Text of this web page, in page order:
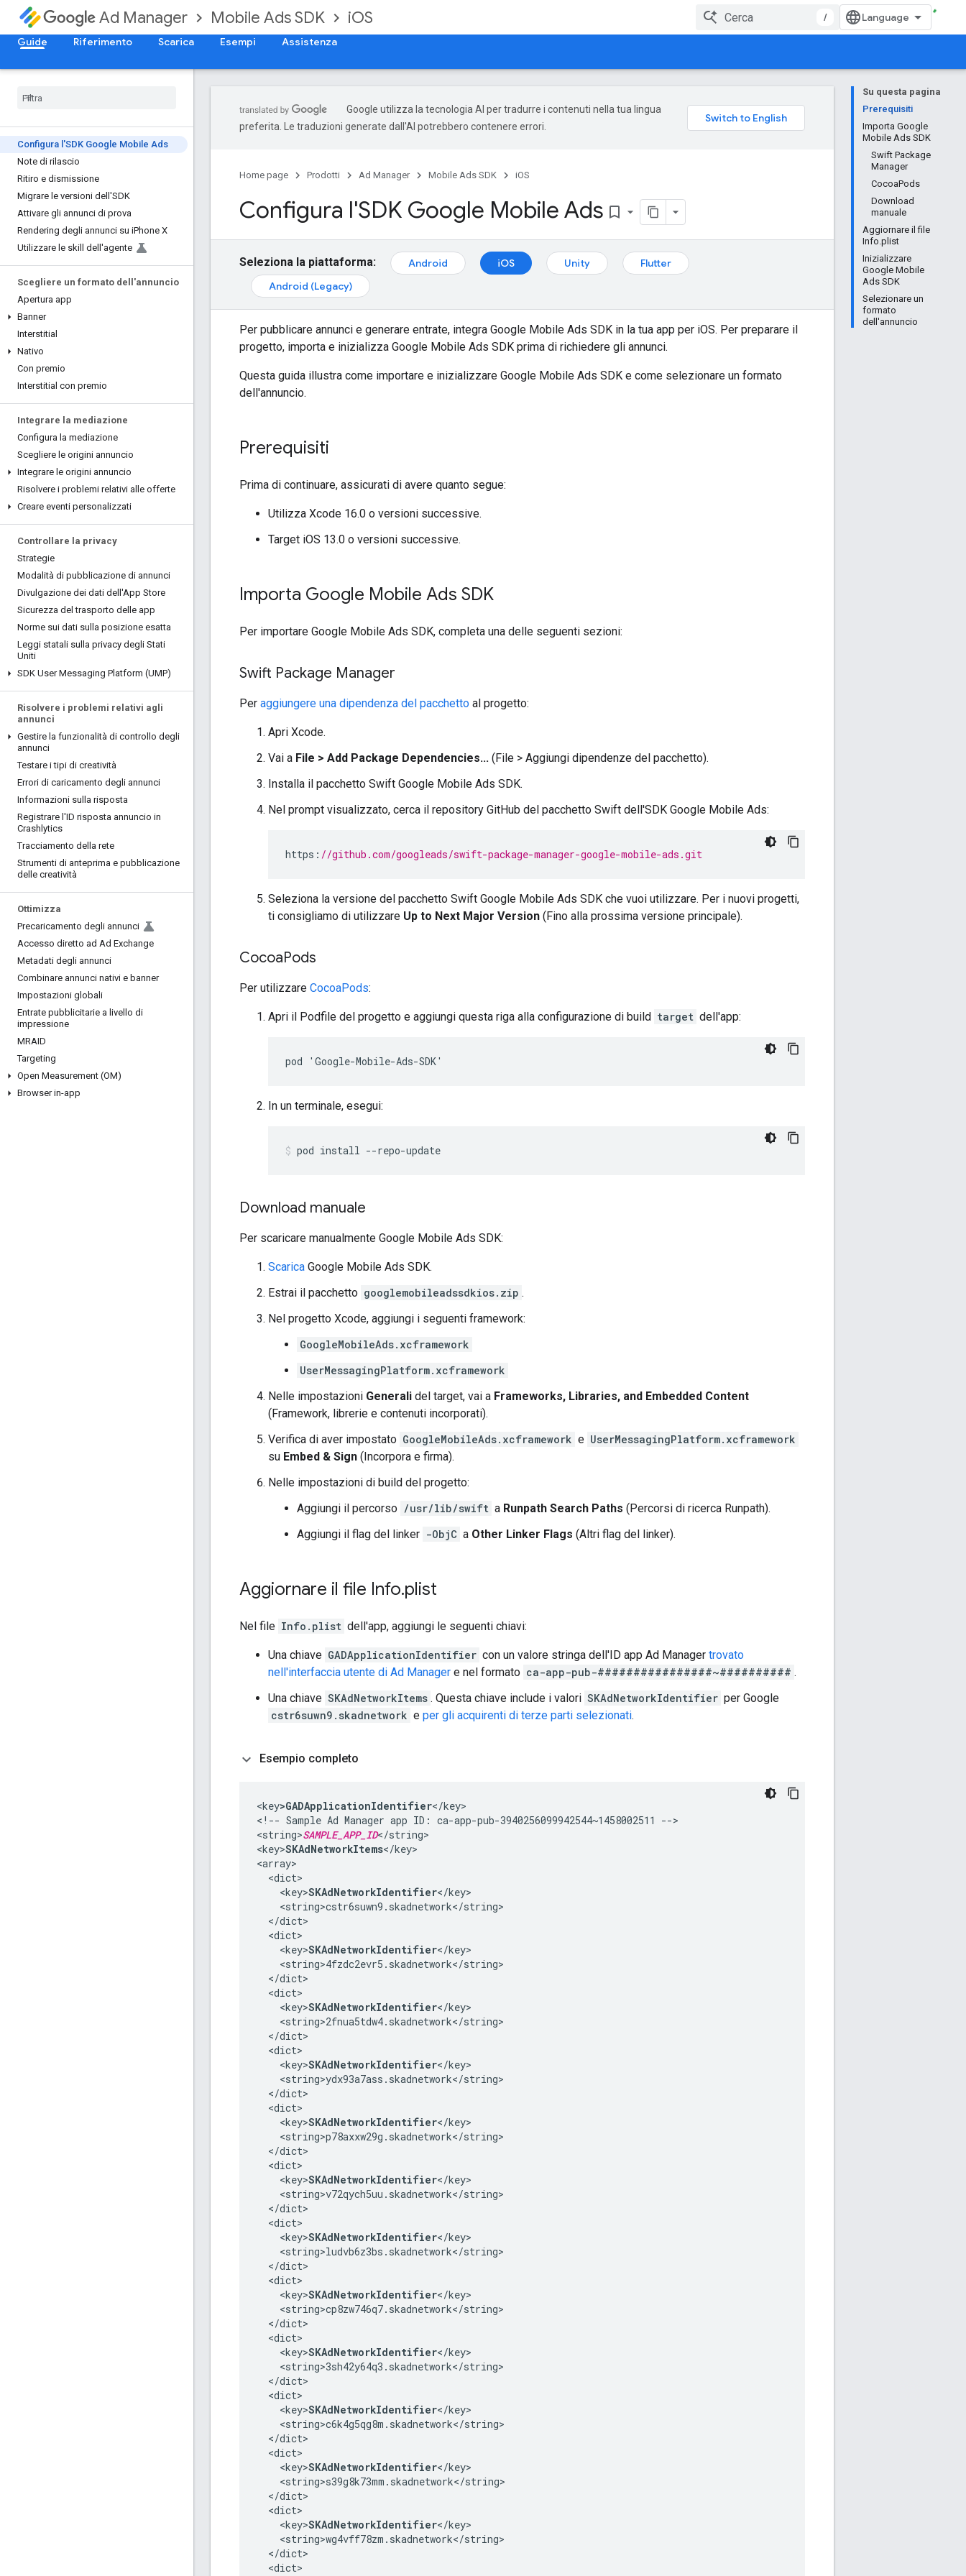
Ad Manager Mobile Ads SDK iOS
/
Guide
Riferimento Scarica Esempi Assistenza
Configura l'SDK Google Mobile Ads
Note di rilascio
Ritiro e dismissione
Migrare le versioni dell'SDK
Attivare gli annunci di prova
Rendering degli annunci su iPhone X
Utilizzare le skill dell'agente
Scegliere un formato dell'annuncio
Apertura app
Banner
Interstitial
Nativo
Con premio
Interstitial con premio
Integrare la mediazione
Configura la mediazione
Scegliere le origini annuncio
Integrare le origini annuncio
Risolvere i problemi relativi alle offerte
Creare eventi personalizzati
Controllare la privacy
Strategie
Modalità di pubblicazione di annunci
Divulgazione dei dati dell'App Store
Sicurezza del trasporto delle app
Norme sui dati sulla posizione esatta
Leggi statali sulla privacy degli Stati
Uniti
SDK User Messaging Platform (UMP)
Risolvere i problemi relativi agli
annunci
Gestire la funzionalità di controllo degli
annunci
Testare i tipi di creatività
Errori di caricamento degli annunci
Informazioni sulla risposta
Registrare l'ID risposta annuncio in
Crashlytics
Tracciamento della rete
Strumenti di anteprima e pubblicazione
delle creatività
Ottimizza
Precaricamento degli annunci
Accesso diretto ad Ad Exchange
Metadati degli annunci
Combinare annunci nativi e banner
Impostazioni globali
Entrate pubblicitarie a livello di
impressione
MRAID
Targeting
Open Measurement (OM)
Browser in-app
Su questa pagina
Prerequisiti
Importa Google
Mobile Ads SDK
Swift Package
Manager
CocoaPods
Download
manuale
Aggiornare il file
Info.plist
Inizializzare
Google Mobile
Ads SDK
Selezionare un
formato
dell'annuncio
Google utilizza la tecnologia AI per tradurre i contenuti nella tua lingua
preferita. Le traduzioni generate dall'AI potrebbero contenere errori.
Home page Prodotti Ad Manager Mobile Ads SDK iOS
Configura l'SDK Google Mobile Ads bookmark_border
Seleziona la piattaforma: Android iOS Unity
Flutter
Android (Legacy)
Per pubblicare annunci e generare entrate, integra Google Mobile Ads SDK in la tua app per iOS. Per preparare il
progetto, importa e inizializza Google Mobile Ads SDK prima di richiedere gli annunci.
Questa guida illustra come importare e inizializzare Google Mobile Ads SDK e come selezionare un formato
dell'annuncio.
Prerequisiti
Prima di continuare, assicurati di avere quanto segue:
Utilizza Xcode 16.0 o versioni successive.
Target iOS 13.0 o versioni successive.
Importa Google Mobile Ads SDK
Per importare Google Mobile Ads SDK, completa una delle seguenti sezioni:
Swift Package Manager
Per aggiungere una dipendenza del pacchetto al progetto:
Apri Xcode.
Vai a File > Add Package Dependencies... (File > Aggiungi dipendenze del pacchetto).
Installa il pacchetto Swift Google Mobile Ads SDK.
Nel prompt visualizzato, cerca il repository GitHub del pacchetto Swift dell'SDK Google Mobile Ads:
https : //github.com/googleads/swift-package-manager-google-mobile-ads.git
Seleziona la versione del pacchetto Swift Google Mobile Ads SDK che vuoi utilizzare. Per i nuovi progetti,
ti consigliamo di utilizzare Up to Next Major Version (Fino alla prossima versione principale).
CocoaPods
Per utilizzare CocoaPods:
Apri il Podfile del progetto e aggiungi questa riga alla configurazione di build target dell'app:
pod 'Google-Mobile-Ads-SDK'
In un terminale, esegui:
pod install --repo-update
Download manuale
Per scaricare manualmente Google Mobile Ads SDK:
Scarica Google Mobile Ads SDK.
Estrai il pacchetto googlemobileadssdkios.zip .
Nel progetto Xcode, aggiungi i seguenti framework:
GoogleMobileAds.xcframework
UserMessagingPlatform.xcframework
Nelle impostazioni Generali del target, vai a Frameworks, Libraries, and Embedded Content
(Framework, librerie e contenuti incorporati).
Verifica di aver impostato GoogleMobileAds.xcframework e UserMessagingPlatform.xcframework
su Embed & Sign (Incorpora e firma).
Nelle impostazioni di build del progetto:
Aggiungi il percorso /usr/lib/swift a Runpath Search Paths (Percorsi di ricerca Runpath).
Aggiungi il flag del linker -ObjC a Other Linker Flags (Altri flag del linker).
Aggiornare il file Info.plist
Nel file Info.plist dell'app, aggiungi le seguenti chiavi:
Una chiave GADApplicationIdentifier con un valore stringa dell'ID app Ad Manager trovato
nell'interfaccia utente di Ad Manager e nel formato ca-app-pub-################~########## .
Una chiave SKAdNetworkItems . Questa chiave include i valori SKAdNetworkIdentifier per Google
cstr6suwn9.skadnetwork e per gli acquirenti di terze parti selezionati.
Esempio completo
<key>GADApplicationIdentifier</key>
<!-- Sample Ad Manager app ID: ca-app-pub-3940256099942544~1458002511 -->
<string>SAMPLE_APP_ID</string>
<key>SKAdNetworkItems</key>
<array>
  <dict>
    <key>
SKAdNetworkIdentifier</key>
    <string>cstr6suwn9.skadnetwork</string>
  </dict>
  <dict>
    <key>
SKAdNetworkIdentifier</key>
    <string>4fzdc2evr5.skadnetwork</string>
  </dict>
  <dict>
    <key>
SKAdNetworkIdentifier</key>
    <string>2fnua5tdw4.skadnetwork</string>
  </dict>
  <dict>
    <key>
SKAdNetworkIdentifier</key>
    <string>ydx93a7ass.skadnetwork</string>
  </dict>
  <dict>
    <key>
SKAdNetworkIdentifier</key>
    <string>p78axxw29g.skadnetwork</string>
  </dict>
  <dict>
    <key>
SKAdNetworkIdentifier</key>
    <string>v72qych5uu.skadnetwork</string>
  </dict>
  <dict>
    <key>
SKAdNetworkIdentifier</key>
    <string>ludvb6z3bs.skadnetwork</string>
  </dict>
  <dict>
    <key>
SKAdNetworkIdentifier</key>
    <string>cp8zw746q7.skadnetwork</string>
  </dict>
  <dict>
    <key>
SKAdNetworkIdentifier</key>
    <string>3sh42y64q3.skadnetwork</string>
  </dict>
  <dict>
    <key>
SKAdNetworkIdentifier</key>
    <string>c6k4g5qg8m.skadnetwork</string>
  </dict>
  <dict>
    <key>
SKAdNetworkIdentifier</key>
    <string>s39g8k73mm.skadnetwork</string>
  </dict>
  <dict>
    <key>
SKAdNetworkIdentifier</key>
    <string>wg4vff78zm.skadnetwork</string>
  </dict>
  <dict>